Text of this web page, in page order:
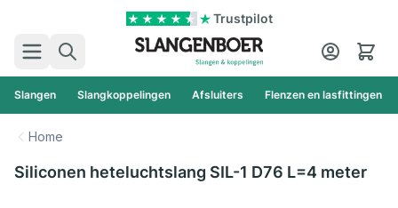
Trustpilot
Zoek
Cart
Slangen Slangkoppelingen Afsluiters Flenzen en lasfittingen
Home
Siliconen heteluchtslang SIL-1 D76 L=4 meter